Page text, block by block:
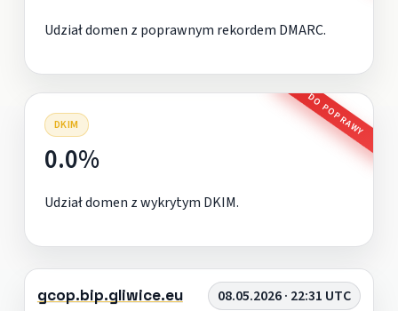
Udział domen z poprawnym rekordem DMARC.
DKIM DO POPRAWY
0.0%
Udział domen z wykrytym DKIM.
gcop.bip.gliwice.eu 08.05.2026 · 22:31 UTC